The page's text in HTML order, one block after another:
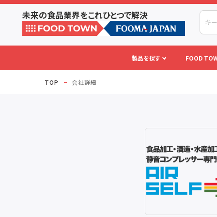
未来の食品業界をこれひとつで解決
製品を探す FOOD
TOP 会社詳細